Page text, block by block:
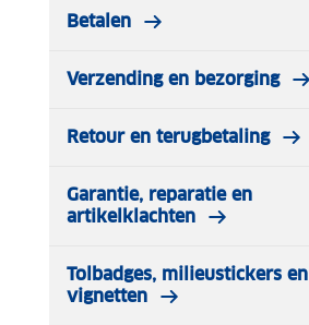
Betalen
Verzending en bezorging
Retour en terugbetaling
Garantie, reparatie en
artikelklachten
Tolbadges, milieustickers en
vignetten